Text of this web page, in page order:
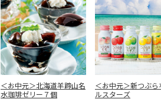
＜お中元＞北海道羊蹄山名
水珈琲ゼリー７個
＜お中元＞新つぶら
ルスターズ